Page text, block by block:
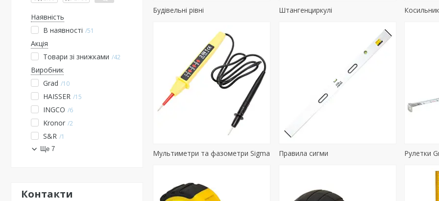
Наявність
В наявності 51
Акція
Товари зі знижками
42
Виробник
Grad
10
HAISSER 15
INGCO 6
Kronor 2
S&R 1
Ще 7
Контакти
Будівельні рівні Штангенциркулі
Мультиметри та фазометри Sigma Правила сигми Рулетки